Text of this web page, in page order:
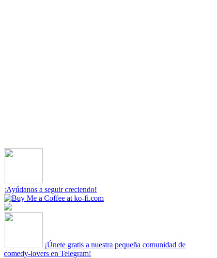
¡Ayúdanos a seguir creciendo!
¡Únete gratis a nuestra pequeña comunidad de
comedy-lovers en Telegram!